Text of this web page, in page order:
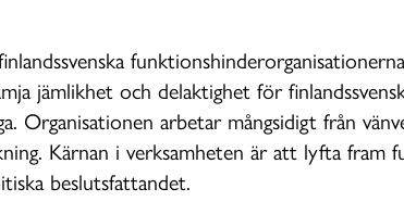
jämlikhet och delaktighet för
Organisationen arbetar mångsidigt från
Kärnan i verksamheten är att lyfta fram
beslutsfattandet.